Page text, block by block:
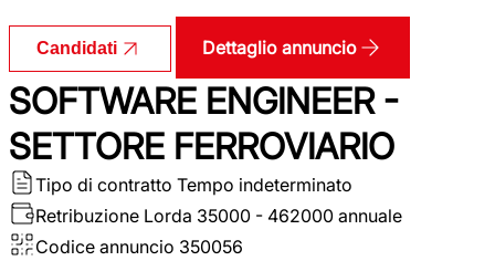
Candidati Dettaglio annuncio
SOFTWARE ENGINEER -
SETTORE FERROVIARIO
Tipo di contratto Tempo indeterminato
Retribuzione Lorda 35000 - 462000 annuale
Codice annuncio 350056